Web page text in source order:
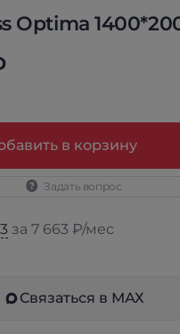
Optima
в корзину
Задать вопрос
за 7 663 ₽/мес
Связаться в МАХ